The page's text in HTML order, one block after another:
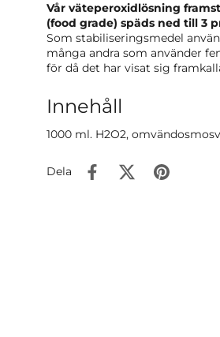
Vår väteperoxidlösning
(food grade) späds ned till 3
Som stabiliseringsmedel
många andra som använder
för då det har visat sig
Innehåll
1000 ml. H2O2,
Dela